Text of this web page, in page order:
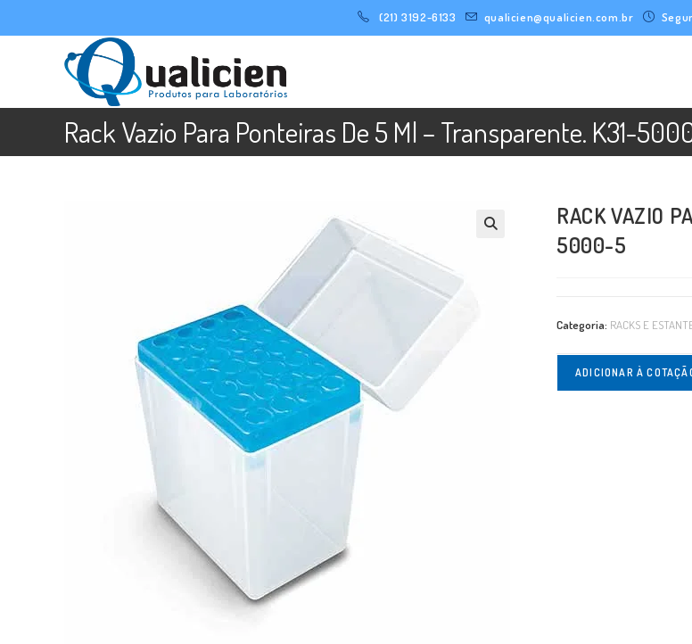
para
(21) 3192-6133 qualicien@qualicien.com.br
Rack Vazio Para Ponteiras De 5 Ml – Transparente. K31-
RACK VAZIO
5000-5
Categoria: RACKS E
ADICIONAR À